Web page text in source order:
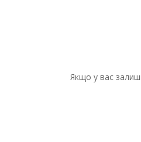
Якщо у вас